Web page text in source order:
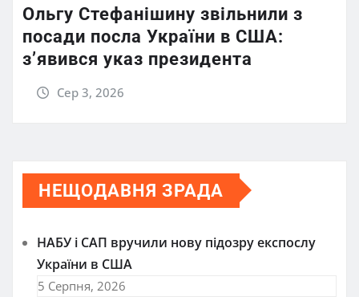
Ольгу Стефанішину звільнили з
посади посла України в США:
з’явився указ президента
Сер 3, 2026
НЕЩОДАВНЯ ЗРАДА
НАБУ і САП вручили нову підозру експослу
України в США
5 Серпня, 2026